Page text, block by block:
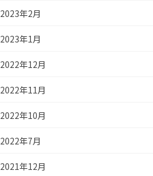
2023年2月
2023年1月
2022年12月
2022年11月
2022年10月
2022年7月
2021年12月